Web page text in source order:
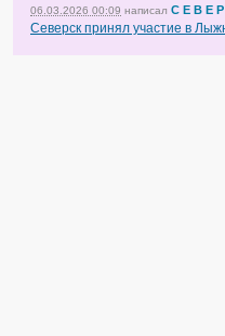
06.03.2026 00:09 написал С Е В Е
Северск принял участие в